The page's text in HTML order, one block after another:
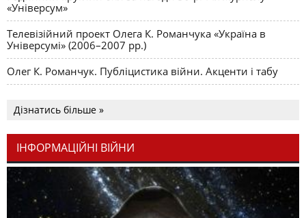
«Універсум»
Телевізійний проект Олега К. Романчука «Україна в
Універсумі» (2006–2007 рр.)
Олег К. Романчук. Публіцистика війни. Акценти і табу
Дізнатись більше »
ІНФОРМАЦІЙНІ ВІЙНИ